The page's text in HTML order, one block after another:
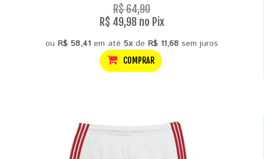
R$ 64,90
R$ 49,98 no Pix
ou R$ 58,41 em até 5xde R$ 11,68 sem juros
COMPRAR